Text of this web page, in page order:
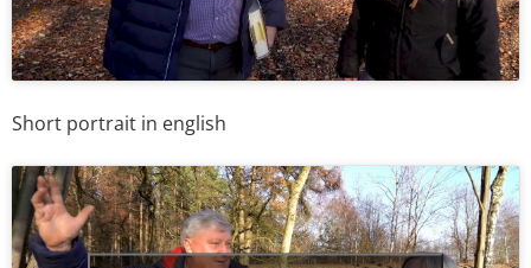
Short portrait in english